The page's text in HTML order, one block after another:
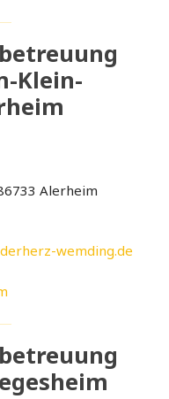
Klein-
Alerheim
wemding.de